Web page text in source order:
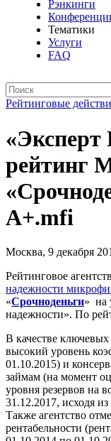
Рэнкинги
Тематики
Услуги
FAQ
Рейтинговые
«Эксперт
рейтинг
A+.mfi
Москва, 9 декабря
Рейтинговое
надежности
«Срочноденьги» на
надежности». По
В качестве
высокий уровень
01.10.2015) и
займам (на момент
уровня резервов на
31.12.2017, исходя
Также агентство
рентабельности